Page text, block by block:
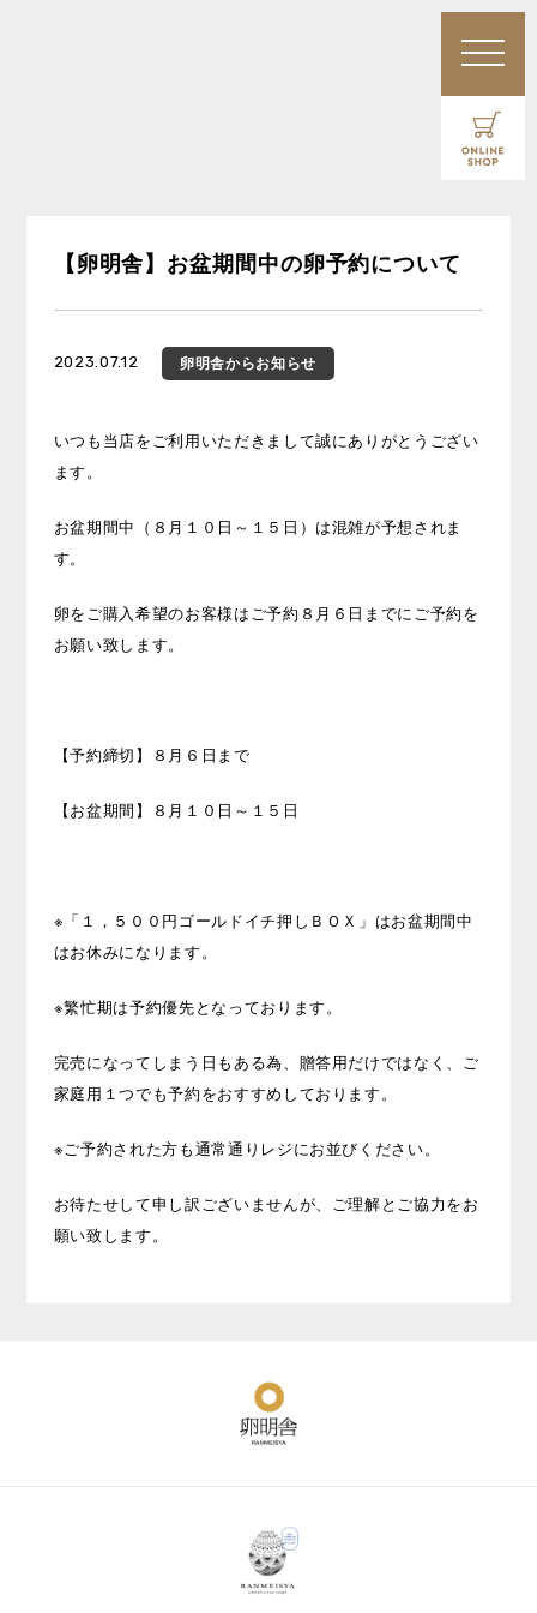
【卵明舎】お盆期間中の卵予約について
2023.07.12 卵明舎からお知らせ
いつも当店をご利用いただきまして誠にありがとうござい
ます。
お盆期間中（８月１０日～１５日）は混雑が予想されま
す。
卵をご購入希望のお客様はご予約８月６日までにご予約を
お願い致します。
【予約締切】８月６日まで
【お盆期間】８月１０日～１５日
※「１，５００円ゴールドイチ押しＢＯＸ」はお盆期間中
はお休みになります。
※繁忙期は予約優先となっております。
完売になってしまう日もある為、贈答用だけではなく、ご
家庭用１つでも予約をおすすめしております。
※ご予約された方も通常通りレジにお並びください。
お待たせして申し訳ございませんが、ご理解とご協力をお
願い致します。